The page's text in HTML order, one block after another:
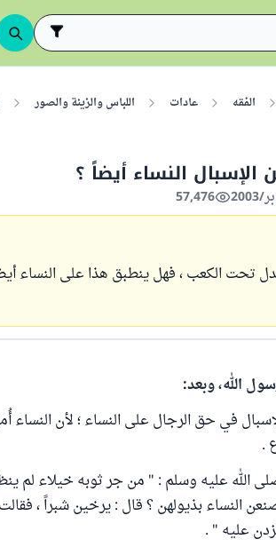
الفقه عادات اللباس والزينة والصور
النساء أيضاً ؟
57,476
تحت الكعب ، فهل ينطبق هذا على النساء
الله، وبعد:
في حق الرجال على النساء ؛ لأن النساء
.
الله عليه وسلم : " من جر ثوبه خيلاء لم
النساء بذيولهن ؟ قال : يرخين شبراً ،
عليه " .